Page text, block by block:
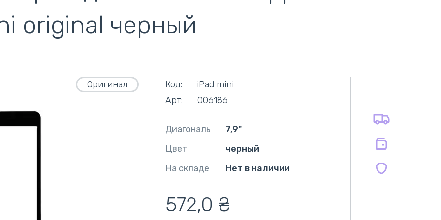
original черный
Оригинал Код:
iPad mini
Арт:
006186
Диагональ
7,9"
Цвет
черный
На складе
Нет в наличии
572,0 ₴